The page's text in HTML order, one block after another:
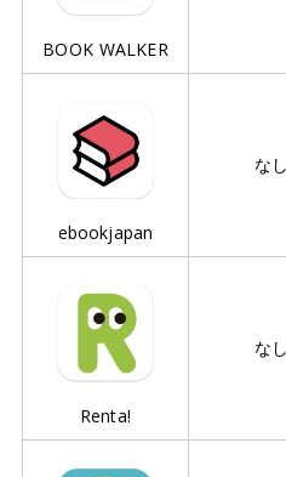
BOOK WALKER
ebookjapan
なし
Renta!
なし